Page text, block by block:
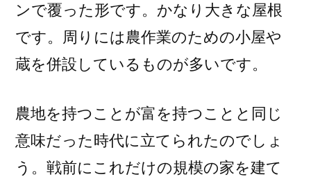
ンで覆った形です。かなり大きな屋根
です。周りには農作業のための小屋や
蔵を併設しているものが多いです。
農地を持つことが富を持つことと同じ
意味だった時代に立てられたのでしょ
う。戦前にこれだけの規模の家を建て